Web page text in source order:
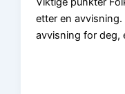
etter en
avvisning for deg,